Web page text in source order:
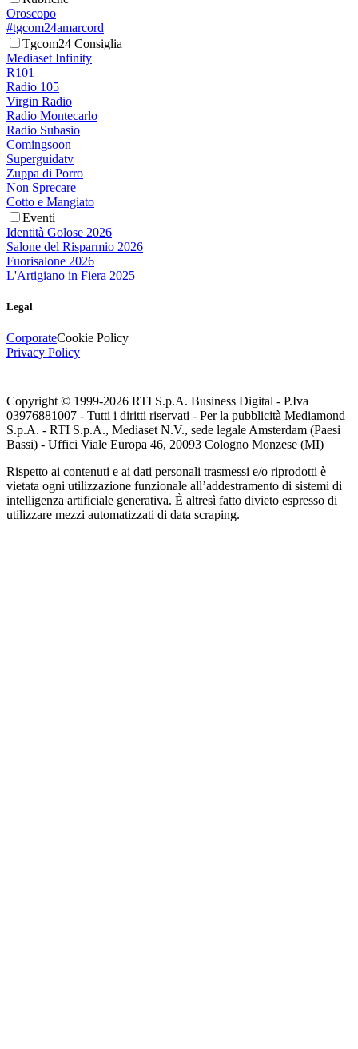
Oroscopo
#tgcom24amarcord
Tgcom24 Consiglia
Mediaset Infinity
R101
Radio 105
Virgin Radio
Radio Montecarlo
Radio Subasio
Comingsoon
Superguidatv
Zuppa di Porro
Non Sprecare
Cotto e Mangiato
Eventi
Identità Golose 2026
Salone del Risparmio 2026
Fuorisalone 2026
L'Artigiano in Fiera 2025
Legal
CorporateCookie Policy
Privacy Policy
Copyright © 1999-2026 RTI S.p.A. Business Digital - P.Iva
03976881007 - Tutti i diritti riservati - Per la pubblicità Mediamond
S.p.A. - RTI S.p.A., Mediaset N.V., sede legale Amsterdam (Paesi
Bassi) - Uffici Viale Europa 46, 20093 Cologno Monzese (MI)
Rispetto ai contenuti e ai dati personali trasmessi e/o riprodotti è
vietata ogni utilizzazione funzionale all’addestramento di sistemi di
intelligenza artificiale generativa. È altresì fatto divieto espresso di
utilizzare mezzi automatizzati di data scraping.